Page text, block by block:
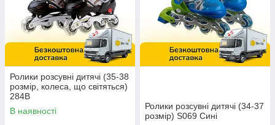
Ролики розсувні дитячі (35-38
розмір, колеса, що світяться)
284B
В наявності
Ролики розсувні дитячі (34-37
розмір) S069 Сині